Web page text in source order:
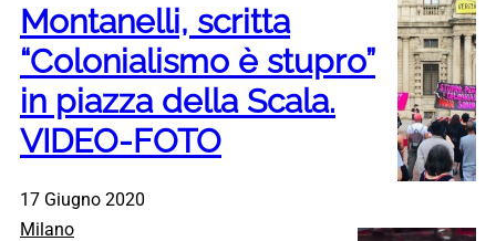
Montanelli, scritta
“Colonialismo è stupro”
in piazza della Scala.
VIDEO-FOTO
17 Giugno 2020
Milano